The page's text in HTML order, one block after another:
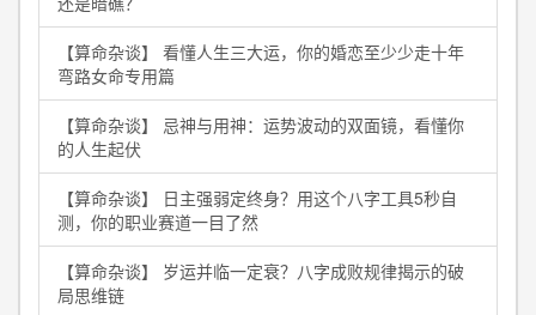
【算命杂谈】 看懂人生三大运，你的婚恋至少少走十年
弯路女命专用篇
【算命杂谈】 忌神与用神：运势波动的双面镜，看懂你
的人生起伏
【算命杂谈】 日主强弱定终身？用这个八字工具5秒自
测，你的职业赛道一目了然
【算命杂谈】 岁运并临一定衰？八字成败规律揭示的破
局思维链